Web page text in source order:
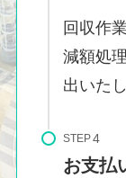
回収作
減額処
出いた
STEP
お支払